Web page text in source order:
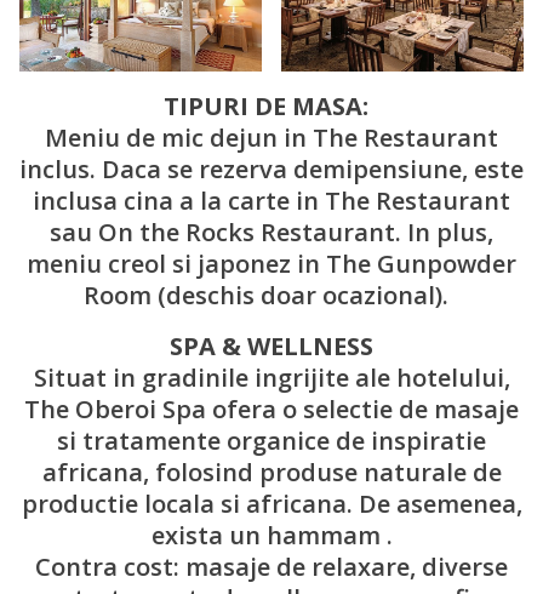
TIPURI DE MASA:
Meniu de mic dejun in The Restaurant
inclus. Daca se rezerva demipensiune, este
inclusa cina a la carte in The Restaurant
sau On the Rocks Restaurant. In plus,
meniu creol si japonez in The Gunpowder
Room (deschis doar ocazional).
SPA & WELLNESS
Situat in gradinile ingrijite ale hotelului,
The Oberoi Spa ofera o selectie de masaje
si tratamente organice de inspiratie
africana, folosind produse naturale de
productie locala si africana. De asemenea,
exista un hammam .
Contra cost: masaje de relaxare, diverse